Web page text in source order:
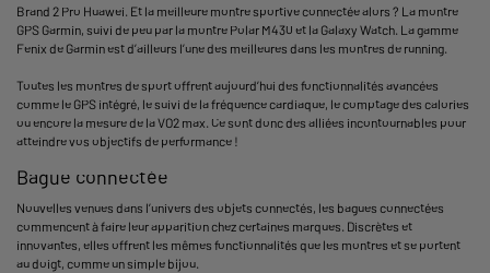
Brand 2 Pro Huawei. Et la meilleure montre sportive connectée alors ? La montre
GPS Garmin, suivi de peu par la montre Polar M430 et la Galaxy Watch. La gamme
Fenix de Garmin est d’ailleurs l’une des meilleures dans les montres de running
Toutes les montres de sportoffrent aujourd’hui des fonctionnalités avancées
comme le GPS intégré, le suivi de la fréquence cardiaque, le comptage des calories
ou encore la mesure de la VO2 max. Ce sont donc des alliées incontournables pour
atteindre vos objectifs de performance !
Bague connectée
Nouvelles venues dans l’univers des objets connectés, les bagues connectées
commencent à faire leur apparition chez certaines marques. Discrètes et
innovantes, elles offrent les mêmes fonctionnalités que les montres et se portent
au doigt, comme un simple bijou.